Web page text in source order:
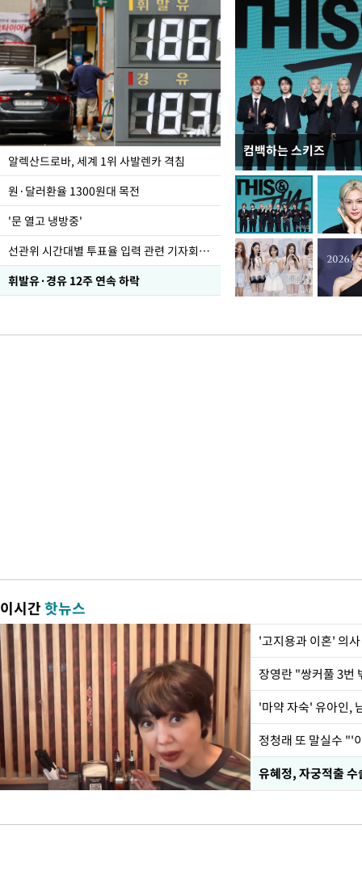
알렉산드로바, 세계 1위 사발렌카 격침
원·달러환율 1300원대 목전
'문 열고 냉방중'
선관위 시간대별 투표율 입력 관련 기자회견하는 주진우 의원
휘발유·경유 12주 연속 하락
컴백하는 스키즈
폭염 속 주말 풍경은?
이시간핫뉴스
'고지용과 이혼' 의
'마약 자숙' 유아인,
정청래 또 말실수
유혜정, 자궁적출